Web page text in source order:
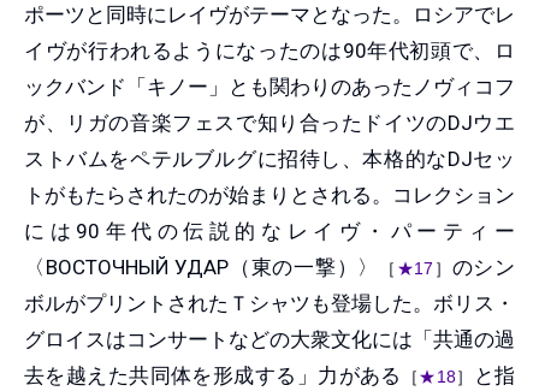
ポーツと同時にレイヴがテーマとなった。ロシアでレ
イヴが行われるようになったのは90年代初頭で、ロ
ックバンド「キノー」とも関わりのあったノヴィコフ
が、リガの音楽フェスで知り合ったドイツのDJウエ
ストバムをペテルブルグに招待し、本格的なDJセッ
トがもたらされたのが始まりとされる。コレクション
には90年代の伝説的なレイヴ・パーティー
〈ВОСТОЧНЫЙ УДАР（東の一撃）〉
［ ★17 ］ のシン
ボルがプリントされたＴシャツも登場した。ボリス・
グロイスはコンサートなどの大衆文化には「共通の過
去を越えた共同体を形成する」力がある
［ ★18］
と指